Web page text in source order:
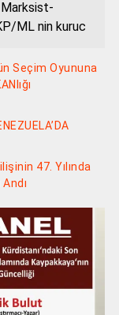
ML nin kuruc
Seçim Oyununa
47. Yılında